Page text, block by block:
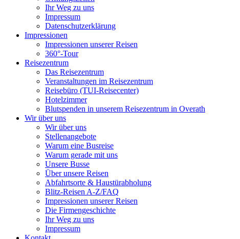
Ihr Weg zu uns
Impressum
Datenschutzerklärung
Impressionen
Impressionen unserer Reisen
360°-Tour
Reisezentrum
Das Reisezentrum
Veranstaltungen im Reisezentrum
Reisebüro (TUI-Reisecenter)
Hotelzimmer
Blutspenden in unserem Reisezentrum in Overath
Wir über uns
Wir über uns
Stellenangebote
Warum eine Busreise
Warum gerade mit uns
Unsere Busse
Über unsere Reisen
Abfahrtsorte & Haustürabholung
Blitz-Reisen A-Z/FAQ
Impressionen unserer Reisen
Die Firmengeschichte
Ihr Weg zu uns
Impressum